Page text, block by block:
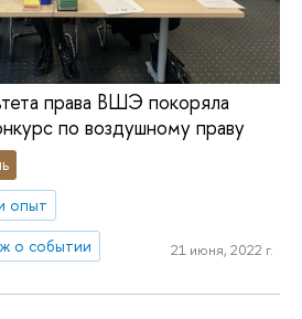
права ВШЭ покоряла
по воздушному праву
опыт
о событии 21 июня, 2022 г.